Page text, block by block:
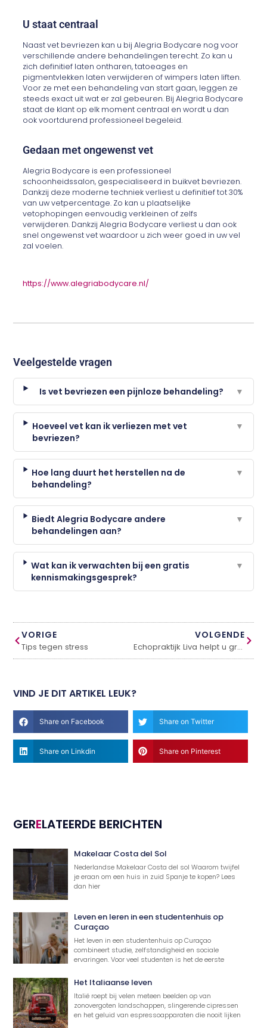
U staat centraal
Naast vet bevriezen kan u bij Alegria Bodycare nog voor
verschillende andere behandelingen terecht. Zo kan u
zich definitief laten ontharen, tatoeages en
pigmentvlekken laten verwijderen of wimpers laten liften.
Voor ze met een behandeling van start gaan, leggen ze
steeds exact uit wat er zal gebeuren. Bij Alegria Bodycare
staat de klant op elk moment centraal en wordt u dan
ook voortdurend professioneel begeleid.
Gedaan met ongewenst vet
Alegria Bodycare is een professioneel
schoonheidssalon, gespecialiseerd in buikvet bevriezen.
Dankzij deze moderne techniek verliest u definitief tot 30%
van uw vetpercentage. Zo kan u plaatselijke
vetophopingen eenvoudig verkleinen of zelfs
verwijderen. Dankzij Alegria Bodycare verliest u dan ook
snel ongewenst vet waardoor u zich weer goed in uw vel
zal voelen.
https://www.alegriabodycare.nl/
Veelgestelde vragen
Is vet bevriezen een pijnloze behandeling? ▼
Hoeveel vet kan ik verliezen met vet
bevriezen?
▼
Hoe lang duurt het herstellen na de
behandeling?
▼
Biedt Alegria Bodycare andere
behandelingen aan?
▼
Wat kan ik verwachten bij een gratis
kennismakingsgesprek?
▼
VORIGE
Tips tegen stress
VOLGENDE
Echopraktijk Liva helpt u graag
VIND JE DIT ARTIKEL LEUK?
Share on Facebook Share on Twitter
Share on Linkdin Share on Pinterest
GERELATEERDE BERICHTEN
Makelaar Costa del Sol
Nederlandse Makelaar Costa del sol Waarom twijfel
je eraan om een huis in zuid Spanje te kopen? Lees
dan hier
Leven en leren in een studentenhuis op
Curaçao
Het leven in een studentenhuis op Curaçao
combineert studie, zelfstandigheid en sociale
ervaringen. Voor veel studenten is het de eerste
Het Italiaanse leven
Italië roept bij velen meteen beelden op van
zonovergoten landschappen, slingerende cipressen
en het geluid van espressoapparaten die nooit lijken